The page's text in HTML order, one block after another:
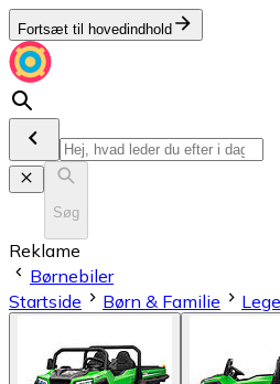
Fortsæt til hovedindhold
Søg
Reklame
Børnebiler
Startside
Børn & Familie